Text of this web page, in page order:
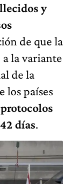
y
de que la
a la variante
de la
los países
días.